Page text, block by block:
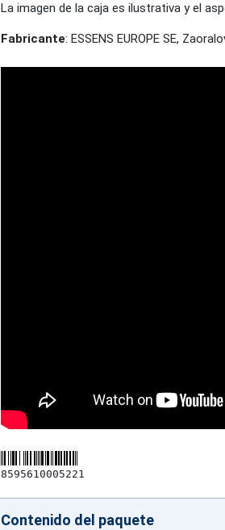
La imagen de la caja es ilustrativa y el
Fabricante: ESSENS EUROPE SE,
8595610005221
Contenido del paquete